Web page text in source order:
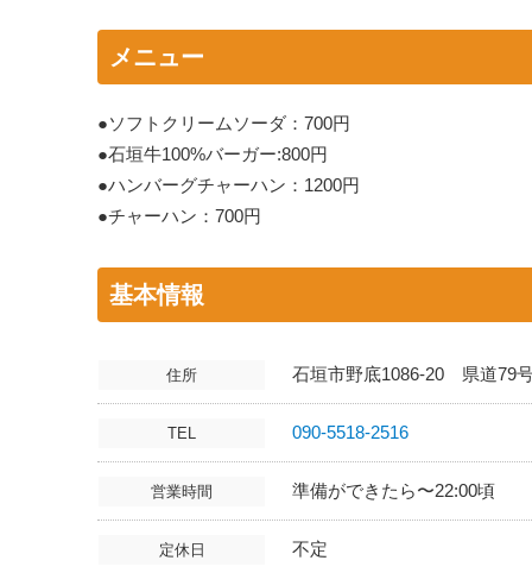
メニュー
●ソフトクリームソーダ：700円
●石垣牛100%バーガー:800円
●ハンバーグチャーハン：1200円
●チャーハン：700円
基本情報
住所 石垣市野底1086-20 県道79
TEL 090-5518-2516
営業時間 準備ができたら〜22:00頃
定休日 不定